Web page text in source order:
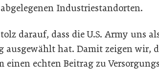
Industriestandorten.
darauf, dass die U.S. Army uns
ausgewählt hat. Damit zeigen wir,
einen echten Beitrag zu